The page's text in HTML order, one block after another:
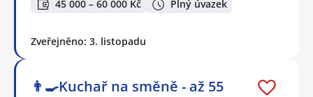
45 000 – 60 000 Kč Plný úvazek
Zveřejněno: 3. listopadu
👨‍🍳Kuchař na směně - až 55